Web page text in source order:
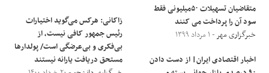
متقاضیان تسهیلات ۵۰میلیونی فقط
سود آن را پرداخت می کنند
خبرگزاری مهر- ۱ مرداد ۱۳۹۹
اخبار اقتصادی ایران| از دست دادن
زاکانی: هرکس می‌گوید اختیارات
رئیس جمهور کافی نیست، از
بی‌فکری و بی‌عرضگی است/ پولدارها
مستحق دریافت یارانه نیستند